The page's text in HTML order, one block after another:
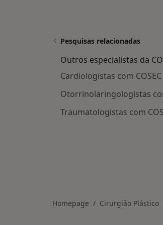
Pesquisas relacionadas
Outros especialistas da
Cardiologistas com
Otorrinolaringologistas
Traumatologistas com
Homepage Cirurgião Plástico